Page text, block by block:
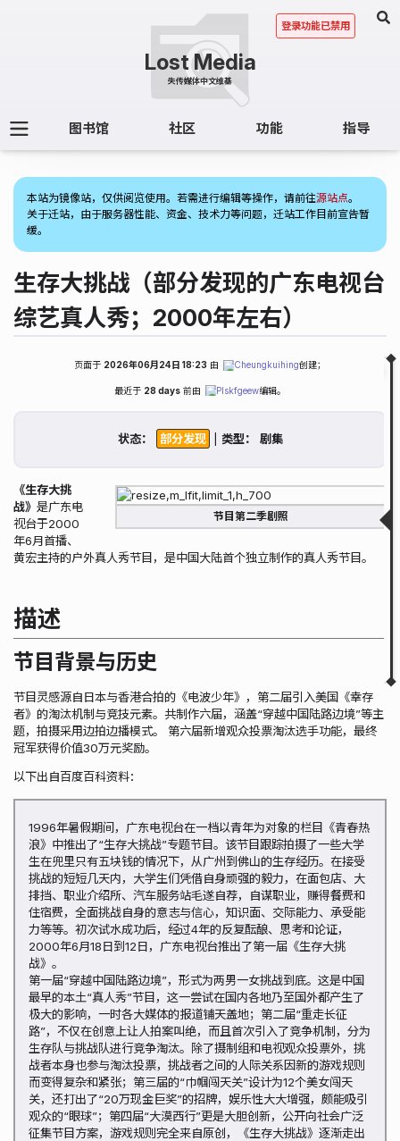
图书馆 社区 功能 指导
登录功能已禁用
本站为镜像站，仅供阅览使用。若需进行编辑等操作，请前往源站点。
关于迁站，由于服务器性能、资金、技术力等问题，迁站工作目前宣告暂
缓。
生存大挑战（部分发现的广东电视台
综艺真人秀；2000年左右）
介绍
第三季（巾帼闯天关）
第四季（大漠西行）
第五季
搜索历史
页面于 2026年06月24日 18:23由 Cheungkuihing创建；
最近于 28 days前由 Plskfgeew编辑。
状态： 类型：
节目第二季剧照
《生存大挑
战》 是广东电
视台于2000
年6月首播、
黄宏主持的户外真人秀节目，是中国大陆首个独立制作的真人秀节目。
描述
节目背景与历史
节目灵感源自日本与香港合拍的《电波少年》，第二届引入美国《幸存
者》的淘汰机制与竞技元素。共制作六届，涵盖“穿越中国陆路边境”等主
题，拍摄采用边拍边播模式。 第六届新增观众投票淘汰选手功能，最终
冠军获得价值30万元奖励。
以下出自百度百科资料：
1996年暑假期间，广东电视台在一档以青年为对象的栏目《青春热
浪》中推出了“生存大挑战”专题节目。该节目跟踪拍摄了一些大学
生在兜里只有五块钱的情况下，从广州到佛山的生存经历。在接受
挑战的短短几天内，大学生们凭借自身顽强的毅力，在面包店、大
排挡、职业介绍所、汽车服务站毛遂自荐，自谋职业，赚得餐费和
住宿费，全面挑战自身的意志与信心，知识面、交际能力、承受能
力等等。初次试水成功后，经过4年的反复酝酿、思考和论证，
2000年6月18日到12日，广东电视台推出了第一届《生存大挑
战》。
第一届“穿越中国陆路边境”，形式为两男一女挑战到底。这是中国
最早的本土“真人秀”节目，这一尝试在国内各地乃至国外都产生了
极大的影响，一时各大媒体的报道铺天盖地；第二届“重走长征
路”，不仅在创意上让人拍案叫绝，而且首次引入了竞争机制，分为
生存队与挑战队进行竞争淘汰。除了摄制组和电视观众投票外，挑
战者本身也参与淘汰投票，挑战者之间的人际关系因新的游戏规则
而变得复杂和紧张；第三届的“巾帼闯天关”设计为12个美女闯天
关，还打出了“20万现金巨奖”的招牌，娱乐性大大增强，颇能吸引
观众的“眼球”；第四届“大漠西行”更是大胆创新，公开向社会广泛
征集节目方案，游戏规则完全来自原创，《生存大挑战》逐渐走出